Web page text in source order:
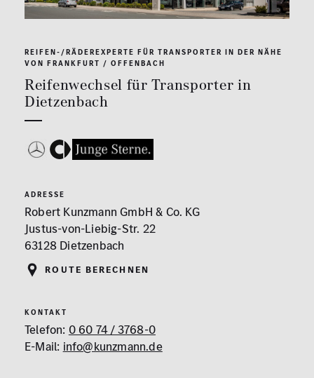
REIFEN-/RÄDEREXPERTE FÜR TRANSPORTER IN DER NÄHE
VON FRANKFURT / OFFENBACH
Reifenwechsel für Transporter in
Dietzenbach
ADRESSE
Robert Kunzmann GmbH & Co. KG
Justus-von-Liebig-Str. 22
63128 Dietzenbach
Route berechnen
KONTAKT
Telefon: 0 60 74 / 3768-0
E-Mail: info@kunzmann.de